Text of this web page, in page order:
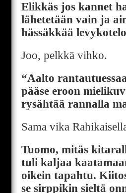
Elikkäs jos kannet
lähetetään vain ja
hässäkkää
Joo, pelkkä vihko.
“Aalto
pääse eroon
rysähtää rannalla
Sama vika
Tuomo, mitäs
tuli kaljaa
oikein tapahtu.
se sirppikin sieltä